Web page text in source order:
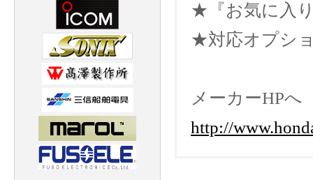
★『お気に入
★対応オプシ
メーカーHPへ
http://